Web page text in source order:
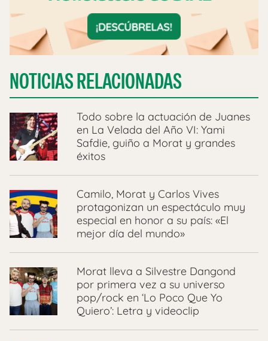
NOTICIAS RELACIONADAS
Todo sobre la actuación de Juanes
en La Velada del Año VI: Yami
Safdie, guiño a Morat y grandes
éxitos
Camilo, Morat y Carlos Vives
protagonizan un espectáculo muy
especial en honor a su país: «El
mejor día del mundo»
Morat lleva a Silvestre Dangond
por primera vez a su universo
pop/rock en ‘Lo Poco Que Yo
Quiero’: Letra y videoclip